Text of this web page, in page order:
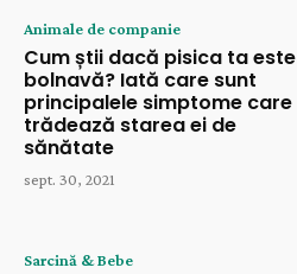
Animale de companie
Cum știi dacă pisica ta este
bolnavă? Iată care sunt
principalele simptome care
trădează starea ei de
sănătate
sept. 30, 2021
Sarcină & Bebe